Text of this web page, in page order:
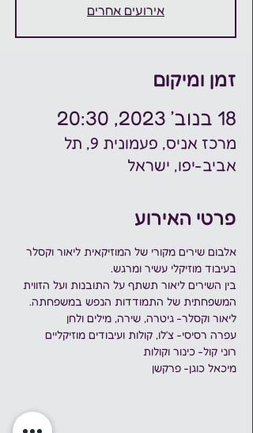
אירועים אחרים
זמן ומיקום
18 בנוב׳ 2023, 20:30
מרכז אניס, פעמונית 9, תל
אביב-יפו, ישראל
פרטי האירוע
אלבום שירים מקורי של המוזיקאית ליאור וקסלר
בעיבוד מוזיקלי עשיר ומרגש.
בין השירים ליאור תשתף על התובנות ועל הזווית
המשפחתית של התמודדות הנפש במשפחתה.
ליאור וקסלר- גיטרה, שירה, מילים ולחן
עפרה רסיסי- צ׳לו, קולות ועיבודים מוזיקליים
רוני קול- כינור וקולות
מיכאל כוגן- פרקשן